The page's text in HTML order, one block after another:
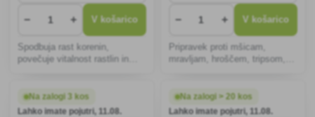
− + V košarico
Spodbuja rast korenin,
povečuje vitalnost rastlin in
zemljo in močne rastline, ki se
uporablja vse leto.
− + V košarico
Pripravek proti mšicam,
mravljam, hroščem, tripsom,
izvlečka iz semen tropskega
drevesa Antelaea azadirachta.
Na zalogi 3 kos
Lahko imate pojutri, 11.08.
Na zalogi > 20 kos
Lahko imate pojutri, 11.08.